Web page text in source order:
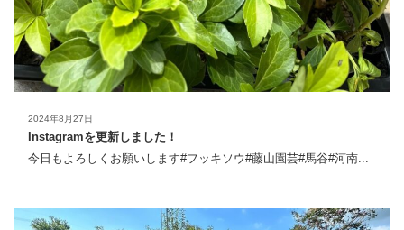
2024年8月27日
Instagramを更新しました！
今日もよろしくお願いします#フッキソウ#藤山園芸#馬谷#河南...